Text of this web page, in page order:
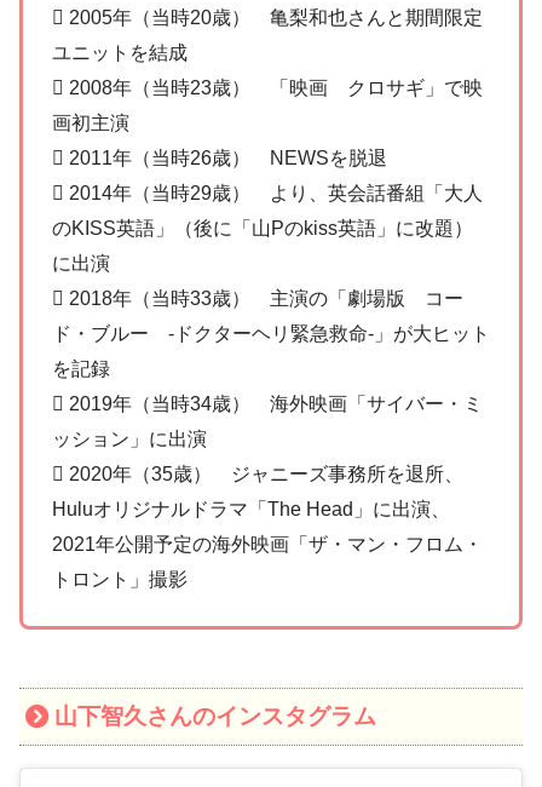
 2005年（当時20歳） 亀梨和也さんと期間限定
ユニットを結成
 2008年（当時23歳） 「映画 クロサギ」で映
画初主演
 2011年（当時26歳） NEWSを脱退
 2014年（当時29歳） より、英会話番組「大人
のKISS英語」（後に「山Pのkiss英語」に改題）
に出演
 2018年（当時33歳） 主演の「劇場版 コー
ド・ブルー -ドクターヘリ緊急救命-」が大ヒット
を記録
 2019年（当時34歳） 海外映画「サイバー・ミ
ッション」に出演
 2020年（35歳） ジャニーズ事務所を退所、
Huluオリジナルドラマ「The Head」に出演、
2021年公開予定の海外映画「ザ・マン・フロム・
トロント」撮影
山下智久さんのインスタグラム